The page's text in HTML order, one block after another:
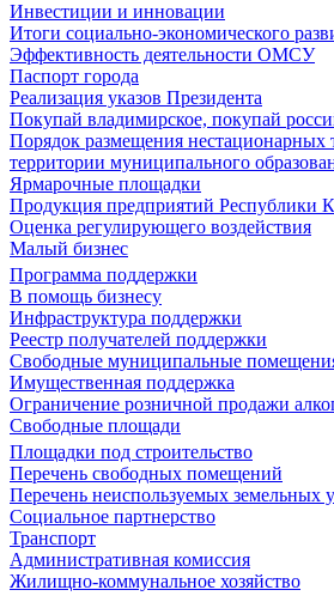
Инвестиции и инновации
Итоги социально-экономического
Эффективность деятельности ОМСУ
Паспорт города
Реализация указов Президента
Покупай владимирское, покупай
Порядок размещения нестационарных
территории муниципального
Ярмарочные площадки
Продукция предприятий Республики
Оценка регулирующего воздействия
Малый бизнес
Программа поддержки
В помощь бизнесу
Инфраструктура поддержки
Реестр получателей поддержки
Свободные муниципальные
Имущественная поддержка
Ограничение розничной продажи
Свободные площади
Площадки под строительство
Перечень свободных помещений
Перечень неиспользуемых земельных
Социальное партнерство
Транспорт
Административная комиссия
Жилищно-коммунальное хозяйство